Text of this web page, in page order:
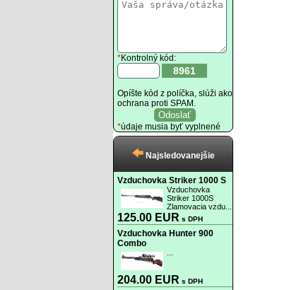
*Kontrolný kód:
8961
Opíšte kód z políčka, slúži ako
ochrana proti SPAM.
*údaje musia byť vyplnené
Najsledovanejšie
Vzduchovka Striker 1000 S
Vzduchovka
Striker 1000S
Zlamovacia vzdu...
125.00 EUR s DPH
Vzduchovka Hunter 900
Combo
204.00 EUR s DPH